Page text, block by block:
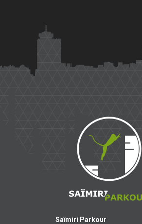
Saïmiri
Parkour
Saïmiri Parkour